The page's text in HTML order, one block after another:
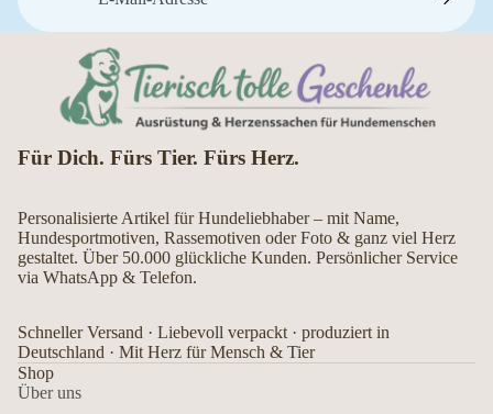
Für Dich. Fürs Tier. Fürs Herz.
Personalisierte Artikel für Hundeliebhaber – mit Name,
Hundesportmotiven, Rassemotiven oder Foto & ganz viel Herz
gestaltet. Über 50.000 glückliche Kunden. Persönlicher Service
via WhatsApp & Telefon.
Schneller Versand · Liebevoll verpackt · produziert in
Deutschland · Mit Herz für Mensch & Tier
Shop
Über uns